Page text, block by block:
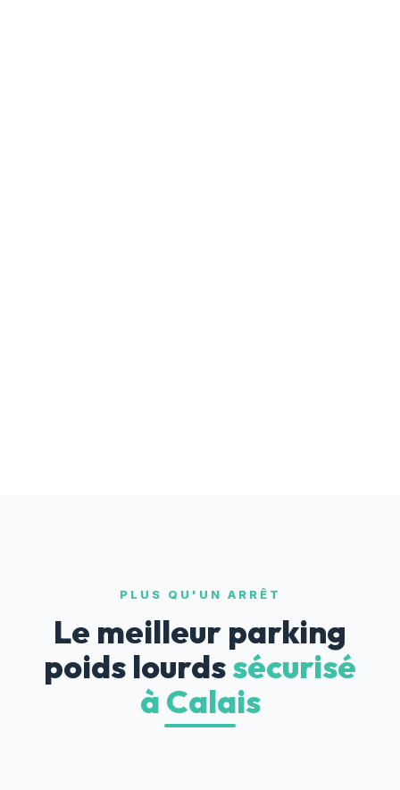
PLUS QU'UN ARRÊT
Le meilleur parking
poids lourdssécurisé
à Calais